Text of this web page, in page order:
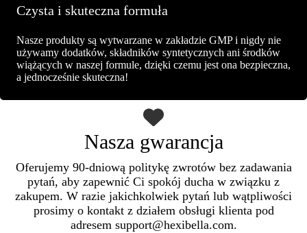
Czysta i skuteczna formuła
Nasze produkty są wytwarzane w zakładzie GMP i nigdy nie
używamy dodatków, składników syntetycznych ani środków
wiążących w naszej formule, dzięki czemu jest ona bezpieczna,
a jednocześnie skuteczna!
Nasza gwarancja
Oferujemy 90-dniową politykę zwrotów bez zadawania
pytań, aby zapewnić Ci spokój ducha w związku z
zakupem. W razie jakichkolwiek pytań lub wątpliwości
prosimy o kontakt z działem obsługi klienta pod
adresem support@hexibella.com.